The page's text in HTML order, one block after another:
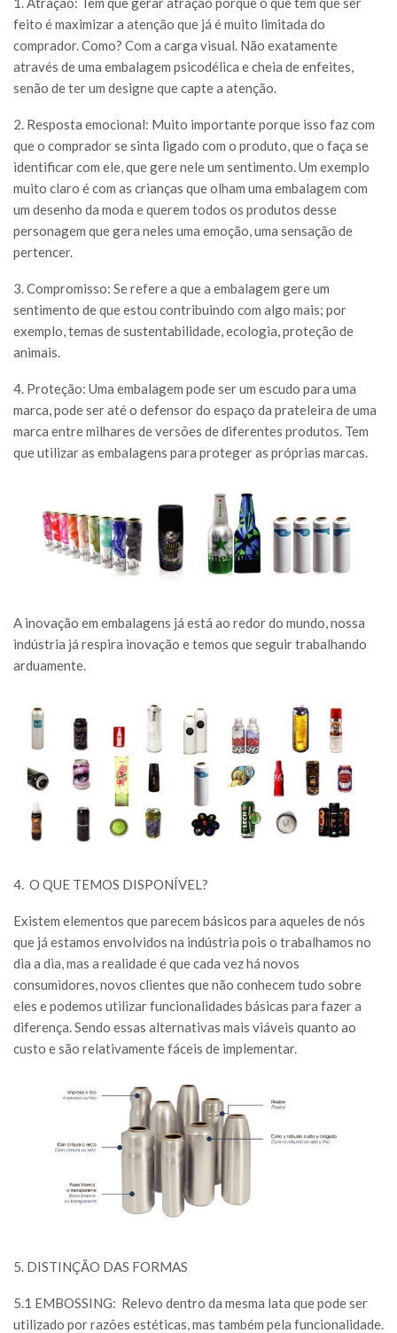
feito é maximizar a atenção que já é muito limitada do
comprador. Como? Com a carga visual. Não exatamente
através de uma embalagem psicodélica e cheia de enfeites,
senão de ter um designe que capte a atenção.
2. Resposta emocional: Muito importante porque isso faz com
que o comprador se sinta ligado com o produto, que o faça se
identificar com ele, que gere nele um sentimento. Um exemplo
muito claro é com as crianças que olham uma embalagem com
um desenho da moda e querem todos os produtos desse
personagem que gera neles uma emoção, uma sensação de
pertencer.
3. Compromisso: Se refere a que a embalagem gere um
sentimento de que estou contribuindo com algo mais; por
exemplo, temas de sustentabilidade, ecologia, proteção de
animais.
4. Proteção: Uma embalagem pode ser um escudo para uma
marca, pode ser até o defensor do espaço da prateleira de uma
marca entre milhares de versões de diferentes produtos. Tem
que utilizar as embalagens para proteger as próprias marcas.
A inovação em embalagens já está ao redor do mundo, nossa
indústria já respira inovação e temos que seguir trabalhando
arduamente.
4. O QUE TEMOS DISPONÍVEL?
Existem elementos que parecem básicos para aqueles de nós
que já estamos envolvidos na indústria pois o trabalhamos no
dia a dia, mas a realidade é que cada vez há novos
consumidores, novos clientes que não conhecem tudo sobre
eles e podemos utilizar funcionalidades básicas para fazer a
diferença. Sendo essas alternativas mais viáveis quanto ao
custo e são relativamente fáceis de implementar.
5. DISTINÇÃO DAS FORMAS
5.1 EMBOSSING: Relevo dentro da mesma lata que pode ser
utilizado por razões estéticas, mas também pela funcionalidade.